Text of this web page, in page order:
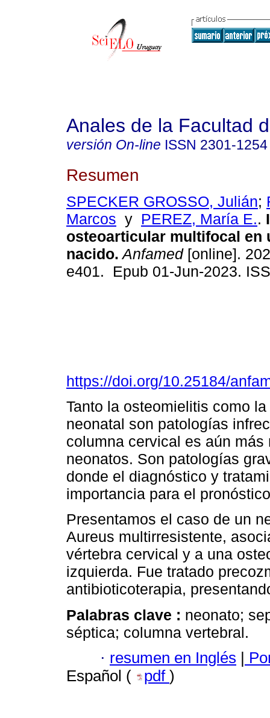
Anales de la Facultad
versión On-line ISSN 2301-1254
Resumen
SPECKER GROSSO, Julián;
Marcos y PEREZ, María E..
osteoarticular multifocal en
nacido. Anfamed[online].
e401. Epub 01-Jun-2023.
https://doi.org/10.25184/
Tanto la osteomielitis como
neonatal son patologías
columna cervical es aún
neonatos. Son patologías
donde el diagnóstico y
importancia para el
Presentamos el caso de un
Aureus multirresistente,
vértebra cervical y a una
izquierda. Fue tratado
antibioticoterapia,
Palabras clave : neonato;
séptica; columna vertebral.
· resumen en Inglés
Español (
pdf )